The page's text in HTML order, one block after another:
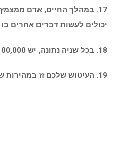
יכולים לעשות דברים אחרים בו
18. בכל שניה נתונה, יש 100,000 תגובות כימיות במוח שלכם.
19. העיטוש שלכם זז במהירות של כ 160 קמ”ש.